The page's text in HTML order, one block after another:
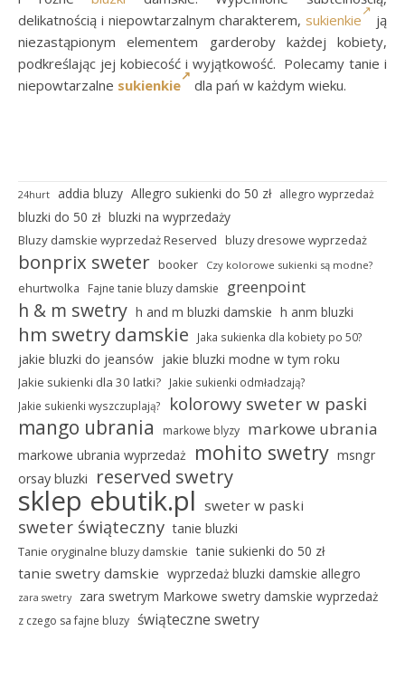
delikatnością i niepowtarzalnym charakterem, sukienkie
ją
niezastąpionym elementem garderoby każdej kobiety,
podkreślając jej kobiecość i wyjątkowość. Polecamy tanie i
niepowtarzalne sukienkie dla pań w każdym wieku.
24hurt addia bluzy Allegro sukienki do 50 zł allegro wyprzedaż
bluzki do 50 zł bluzki na wyprzedaży
Bluzy damskie wyprzedaż Reserved bluzy dresowe wyprzedaż
bonprix sweter booker Czy kolorowe sukienki są modne?
ehurtwolka Fajne tanie bluzy damskie greenpoint
h & m swetry h and m bluzki damskie h anm bluzki
hm swetry damskie Jaka sukienka dla kobiety po 50?
jakie bluzki do jeansów jakie bluzki modne w tym roku
Jakie sukienki dla 30 latki?
Jakie sukienki odmładzają?
Jakie sukienki wyszczuplają?
kolorowy sweter w paski
mango ubrania markowe blyzy markowe ubrania
markowe ubrania wyprzedaż mohito swetry msngr
orsay bluzki
reserved swetry
sklep ebutik.pl sweter w paski
sweter świąteczny tanie bluzki
Tanie oryginalne bluzy damskie tanie sukienki do 50 zł
tanie swetry damskie wyprzedaż bluzki damskie allegro
zara swetry zara swetrym Markowe swetry damskie wyprzedaż
z czego sa fajne bluzy świąteczne swetry